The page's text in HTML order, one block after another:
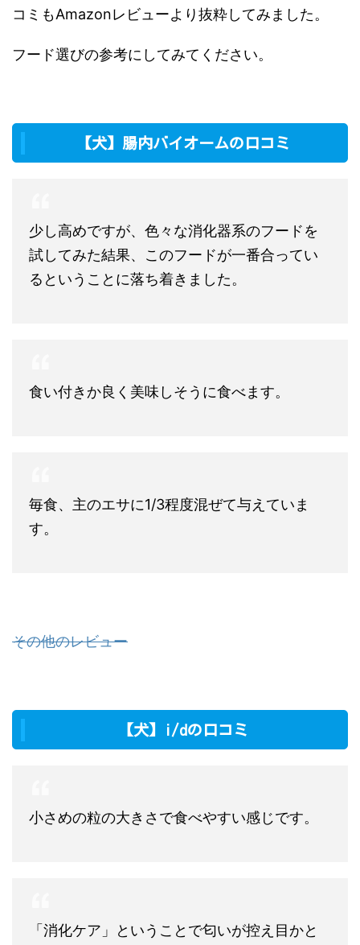
コミもAmazonレビューより抜粋してみました。
フード選びの参考にしてみてください。
【犬】腸内バイオームの口コミ
少し高めですが、色々な消化器系のフードを
試してみた結果、このフードが一番合ってい
るということに落ち着きました。
食い付きか良く美味しそうに食べます。
毎食、主のエサに1/3程度混ぜて与えていま
す。
その他のレビュー
【犬】i/dの口コミ
小さめの粒の大きさで食べやすい感じです。
「消化ケア」ということで匂いが控え目かと